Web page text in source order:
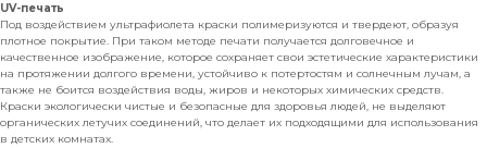
UV-печать
Под воздействием ультрафиолета краски полимеризуются и твердеют, образуя
плотное покрытие. При таком методе печати получается долговечное и
качественное изображение, которое сохраняет свои эстетические характеристики
на протяжении долгого времени, устойчиво к потертостям и солнечным лучам, а
также не боится воздействия воды, жиров и некоторых химических средств.
Краски экологически чистые и безопасные для здоровья людей, не выделяют
органических летучих соединений, что делает их подходящими для использования
в детских комнатах.